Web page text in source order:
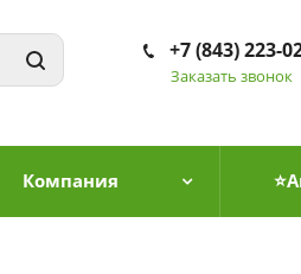
+7 (843) 223-
Заказать звонок
Компания